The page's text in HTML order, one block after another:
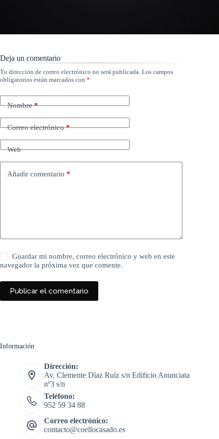
Deja un comentario
Tu dirección de correo electrónico no será publicada. Los campos
obligatorios están marcados con *
Nombre*
Correo electrónico*
Web
Añadir comentario *
Guardar mi nombre, correo electrónico y web en este
navegador la próxima vez que comente.
Publicar el comentario
Información
Dirección:
Av. Clemente Díaz Ruíz s/n Edificio Anunciata
nº3 s/n
Teléfono:
952 59 34 88
Correo electrónico:
contacto@coellocasado.es